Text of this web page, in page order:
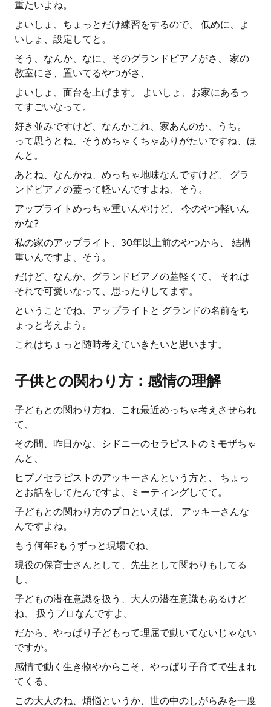
重たいよね。
よいしょ、ちょっとだけ練習をするので、 低めに、よ
いしょ、設定してと。
そう、なんか、なに、そのグランドピアノがさ、 家の
教室にさ、置いてるやつがさ、
よいしょ、面台を上げます。 よいしょ、お家にあるっ
てすごいなって。
好き並みですけど、なんかこれ、家あんのか、うち。
って思うとね、そうめちゃくちゃありがたいですね、ほ
んと。
あとね、なんかね、めっちゃ地味なんですけど、 グラ
ンドピアノの蓋って軽いんですよね、そう。
アップライトめっちゃ重いんやけど、 今のやつ軽いん
かな?
私の家のアップライト、30年以上前のやつから、 結構
重いんですよ、そう。
だけど、なんか、グランドピアノの蓋軽くて、 それは
それで可愛いなって、思ったりしてます。
ということでね、アップライトと グランドの名前をち
ょっと考えよう。
これはちょっと随時考えていきたいと思います。
子供との関わり方：感情の理解
子どもとの関わり方ね、これ最近めっちゃ考えさせられ
て、
その間、昨日かな、シドニーのセラピストのミモザちゃ
んと、
ヒプノセラピストのアッキーさんという方と、 ちょっ
とお話をしてたんですよ、ミーティングしてて。
子どもとの関わり方のプロといえば、 アッキーさんな
んですよね。
もう何年?もうずっと現場でね。
現役の保育士さんとして、先生として関わりもしてる
し、
子どもの潜在意識を扱う、大人の潜在意識もあるけど
ね、 扱うプロなんですよ。
だから、やっぱり子どもって理屈で動いてないじゃない
ですか。
感情で動く生き物やからこそ、やっぱり子育てで生まれ
てくる、
この大人のね、煩悩というか、世の中のしがらみを一度